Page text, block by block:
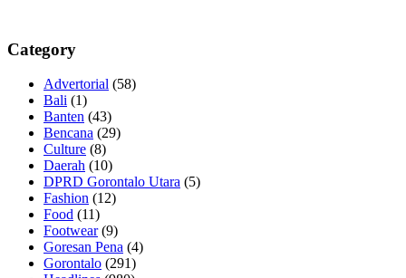
Category
Advertorial (58)
Bali (1)
Banten (43)
Bencana (29)
Culture (8)
Daerah (10)
DPRD Gorontalo Utara (5)
Fashion (12)
Food (11)
Footwear(9)
Goresan Pena (4)
Gorontalo (291)